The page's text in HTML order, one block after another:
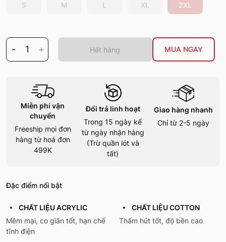
S M L XL 2XL
- 1 + Hết hàng MUA NGAY
Miễn phí vận
chuyển
Freeship mọi đơn
hàng từ hoá đơn
499K
Đổi trả linh hoạt
Trong 15 ngày kể
từ ngày nhận hàng
(Trừ quần lót và
tất)
Giao hàng nhanh
Chỉ từ 2-5 ngày
Đặc điểm nổi bật
CHẤT LIỆU ACRYLIC
Mềm mại, co giãn tốt, hạn chế
tĩnh điện
CHẤT LIỆU COTTON
Thấm hút tốt, độ bền cao